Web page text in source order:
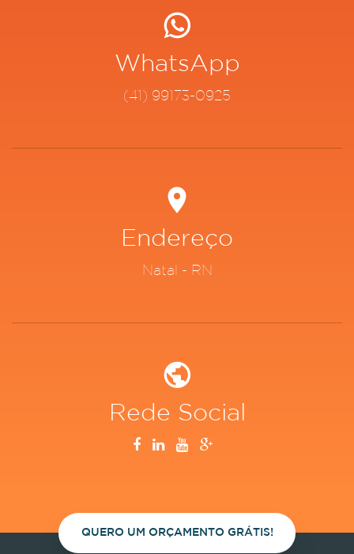
WhatsApp
(41) 99173-0925
Endereço
Natal - RN
Rede Social
QUERO UM ORÇAMENTO GRÁTIS!